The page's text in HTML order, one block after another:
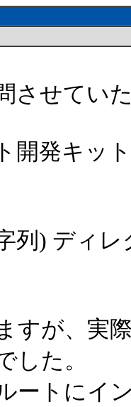
させてい
開発キッ
列) ディ
すが、実
した。
ートにイ